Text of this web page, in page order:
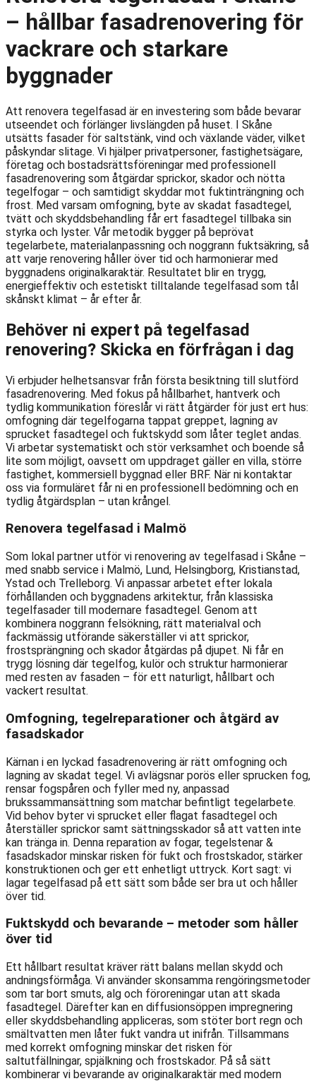
– hållbar fasadrenovering för
vackrare och starkare
byggnader
Att renovera tegelfasad är en investering som både bevarar
utseendet och förlänger livslängden på huset. I Skåne
utsätts fasader för saltstänk, vind och växlande väder, vilket
påskyndar slitage. Vi hjälper privatpersoner, fastighetsägare,
företag och bostadsrättsföreningar med professionell
fasadrenovering som åtgärdar sprickor, skador och nötta
tegelfogar – och samtidigt skyddar mot fuktinträngning och
frost. Med varsam omfogning, byte av skadat fasadtegel,
tvätt och skyddsbehandling får ert fasadtegel tillbaka sin
styrka och lyster. Vår metodik bygger på beprövat
tegelarbete, materialanpassning och noggrann fuktsäkring, så
att varje renovering håller över tid och harmonierar med
byggnadens originalkaraktär. Resultatet blir en trygg,
energieffektiv och estetiskt tilltalande tegelfasad som tål
skånskt klimat – år efter år.
Behöver ni expert på tegelfasad
renovering? Skicka en förfrågan i dag
Vi erbjuder helhetsansvar från första besiktning till slutförd
fasadrenovering. Med fokus på hållbarhet, hantverk och
tydlig kommunikation föreslår vi rätt åtgärder för just ert hus:
omfogning där tegelfogarna tappat greppet, lagning av
sprucket fasadtegel och fuktskydd som låter teglet andas.
Vi arbetar systematiskt och stör verksamhet och boende så
lite som möjligt, oavsett om uppdraget gäller en villa, större
fastighet, kommersiell byggnad eller BRF. När ni kontaktar
oss via formuläret får ni en professionell bedömning och en
tydlig åtgärdsplan – utan krångel.
Renovera tegelfasad i Malmö
Som lokal partner utför vi renovering av tegelfasad i Skåne –
med snabb service i Malmö, Lund, Helsingborg, Kristianstad,
Ystad och Trelleborg. Vi anpassar arbetet efter lokala
förhållanden och byggnadens arkitektur, från klassiska
tegelfasader till modernare fasadtegel. Genom att
kombinera noggrann felsökning, rätt materialval och
fackmässig utförande säkerställer vi att sprickor,
frostsprängning och skador åtgärdas på djupet. Ni får en
trygg lösning där tegelfog, kulör och struktur harmonierar
med resten av fasaden – för ett naturligt, hållbart och
vackert resultat.
Omfogning, tegelreparationer och åtgärd av
fasadskador
Kärnan i en lyckad fasadrenovering är rätt omfogning och
lagning av skadat tegel. Vi avlägsnar porös eller sprucken fog,
rensar fogspåren och fyller med ny, anpassad
brukssammansättning som matchar befintligt tegelarbete.
Vid behov byter vi sprucket eller flagat fasadtegel och
återställer sprickor samt sättningsskador så att vatten inte
kan tränga in. Denna reparation av fogar, tegelstenar &
fasadskador minskar risken för fukt och frostskador, stärker
konstruktionen och ger ett enhetligt uttryck. Kort sagt: vi
lagar tegelfasad på ett sätt som både ser bra ut och håller
över tid.
Fuktskydd och bevarande – metoder som håller
över tid
Ett hållbart resultat kräver rätt balans mellan skydd och
andningsförmåga. Vi använder skonsamma rengöringsmetoder
som tar bort smuts, alg och föroreningar utan att skada
fasadtegel. Därefter kan en diffusionsöppen impregnering
eller skyddsbehandling appliceras, som stöter bort regn och
smältvatten men låter fukt vandra ut inifrån. Tillsammans
med korrekt omfogning minskar det risken för
saltutfällningar, spjälkning och frostskador. På så sätt
kombinerar vi bevarande av originalkaraktär med modern